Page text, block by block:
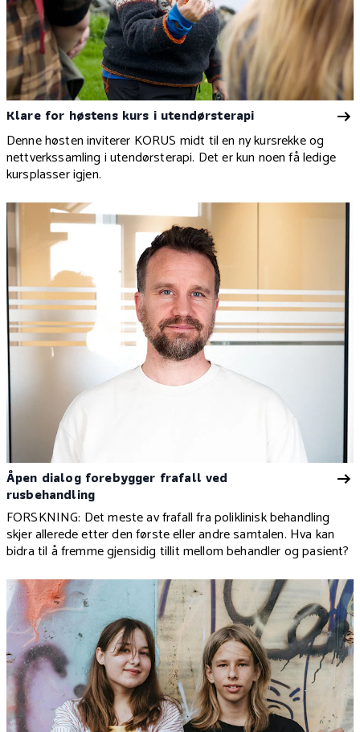
Klare for høstens kurs i utendørsterapi
Denne høsten inviterer KORUS midt til en ny kursrekke og
nettverkssamling i utendørsterapi. Det er kun noen få ledige
kursplasser igjen.
Åpen dialog forebygger frafall ved
rusbehandling
FORSKNING: Det meste av frafall fra poliklinisk behandling
skjer allerede etter den første eller andre samtalen. Hva kan
bidra til å fremme gjensidig tillit mellom behandler og pasient?